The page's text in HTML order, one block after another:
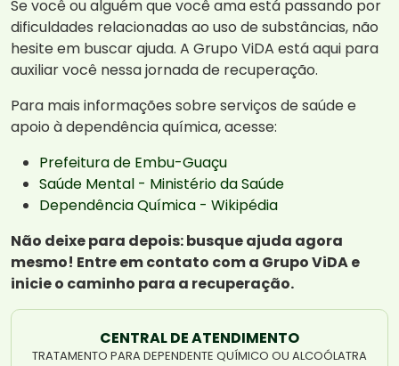
Se você ou alguém que você ama está passando por
dificuldades relacionadas ao uso de substâncias, não
hesite em buscar ajuda. A Grupo ViDA está aqui para
auxiliar você nessa jornada de recuperação.
Para mais informações sobre serviços de saúde e
apoio à dependência química, acesse:
Prefeitura de Embu-Guaçu
Saúde Mental - Ministério da Saúde
Dependência Química - Wikipédia
Não deixe para depois: busque ajuda agora
mesmo! Entre em contato com a Grupo ViDA e
inicie o caminho para a recuperação.
CENTRAL DE ATENDIMENTO
TRATAMENTO PARA DEPENDENTE QUÍMICO OU ALCOÓLATRA